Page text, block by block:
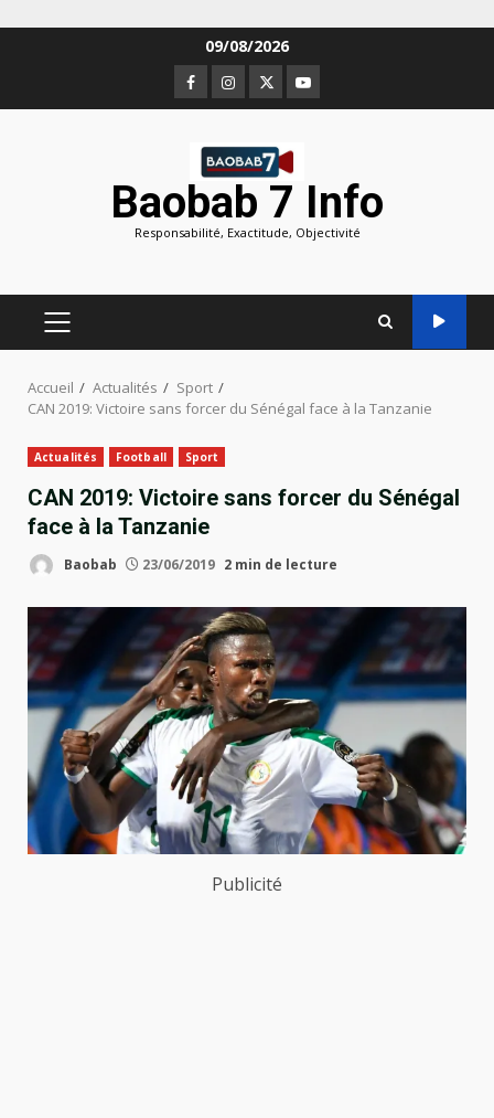
09/08/2026
Facebook
Instagram
TwitterYoutube
Baobab 7 Info
Responsabilité, Exactitude, Objectivité
MENU
PRINCIPAL
Accueil Actualités
Sport
CAN 2019: Victoire sans forcer du Sénégal face à la Tanzanie
Actualités Football Sport
CAN 2019: Victoire sans forcer du Sénégal
face à la Tanzanie
Baobab 23/06/2019 2 min de lecture
Publicité